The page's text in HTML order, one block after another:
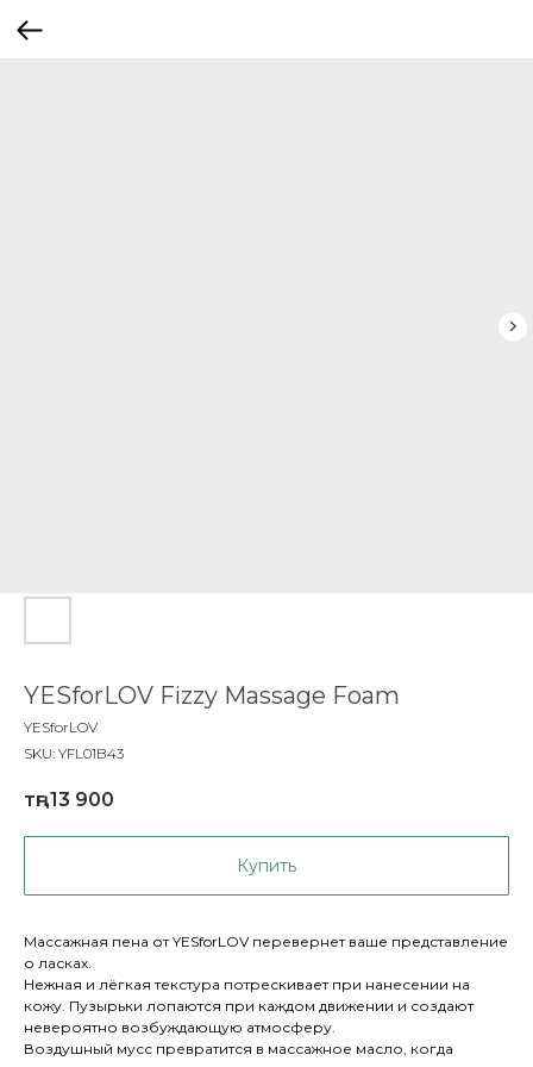
YESforLOV Fizzy Massage Foam
YESforLOV
SKU: YFL01B43
тңг.13 900
Купить
Массажная пена от YESforLOV перевернет ваше представление
о ласках.
Нежная и лёгкая текстура потрескивает при нанесении на
кожу. Пузырьки лопаются при каждом движении и создают
невероятно возбуждающую атмосферу.
Воздушный мусс превратится в массажное масло, когда